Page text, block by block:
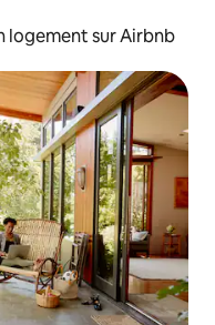
logement sur Airbnb